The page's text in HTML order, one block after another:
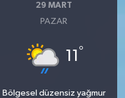
29 MART
PAZAR
11 °
Bölgesel düzensiz yağmur